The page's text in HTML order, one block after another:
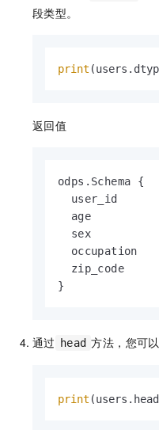
段类型。
print
返回值
odps.Schema {
user_id
age
sex
occupation
zip_code
}
通过 head 方法，您可
print